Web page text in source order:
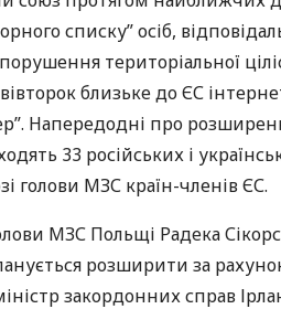
списку” осіб,
територіальної
близьке до ЄС
Напередодні про
33 російських і
голови МЗС країн-членів ЄС.
МЗС Польщі Радека
розширити за
закордонних справ